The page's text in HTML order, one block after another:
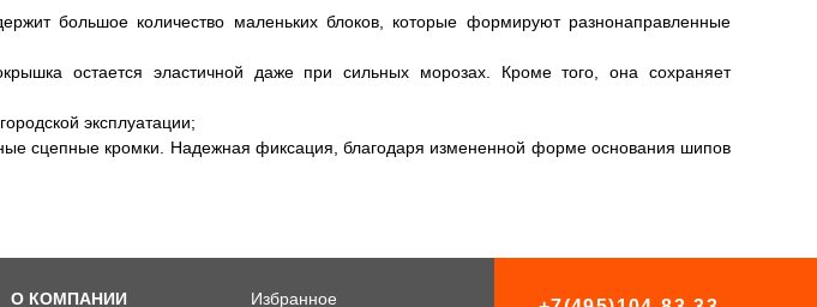
большое количество маленьких блоков, которые формируют разнонаправленные
остается эластичной даже при сильных морозах. Кроме того, она сохраняет
эксплуатации;
сцепные кромки. Надежная фиксация, благодаря измененной форме основания шипов
О КОМПАНИИ Избранное